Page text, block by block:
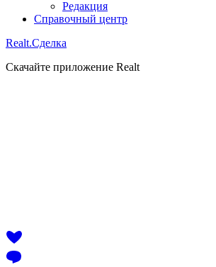
Редакция
Справочный центр
Realt.Сделка
Скачайте приложение Realt